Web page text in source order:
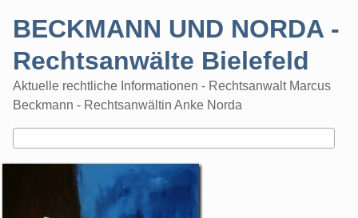
BECKMANN UND NORDA -
Rechtsanwälte Bielefeld
Aktuelle rechtliche Informationen - Rechtsanwalt Marcus
Beckmann - Rechtsanwältin Anke Norda